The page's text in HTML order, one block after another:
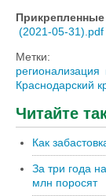
(2021-05-31).pdf
Метки:
регионализация
Краснодарский
Читайте
Как
За три года
млн поросят